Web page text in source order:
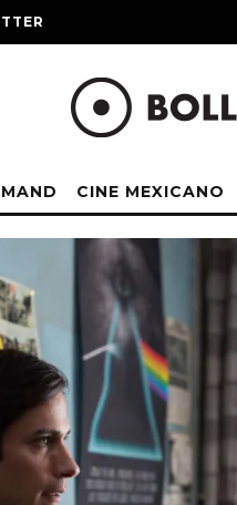
CINE MEXICANO